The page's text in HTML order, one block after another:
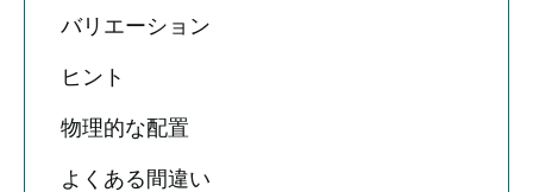
バリエーション
ヒント
物理的な配置
よくある間違い